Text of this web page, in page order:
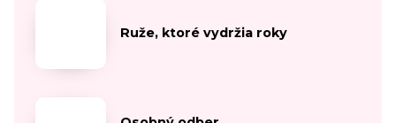
Ruže, ktoré vydržia roky